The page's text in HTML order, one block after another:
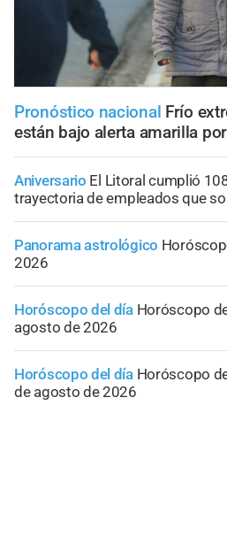
Pronóstico nacional Frío
están bajo alerta amarilla
Aniversario El Litoral cumplió
trayectoria de empleados que
Panorama astrológico
2026
Horóscopo del día Horóscopo
agosto de 2026
Horóscopo del día Horóscopo
de agosto de 2026